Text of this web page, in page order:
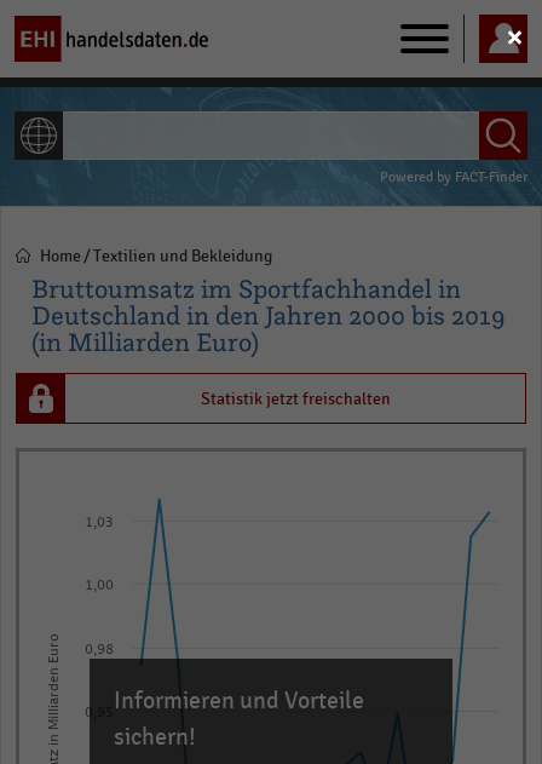
Main
navigation
Powered by FACT-Finder
Pfadnavigation
Home Textilien und Bekleidung
Bruttoumsatz im Sportfachhandel in
Deutschland in den Jahren 2000 bis 2019
(in Milliarden Euro)
Statistik jetzt freischalten
The
chart
has
0,95
0,98
1,00
1,03
Informieren und Vorteile
sichern!